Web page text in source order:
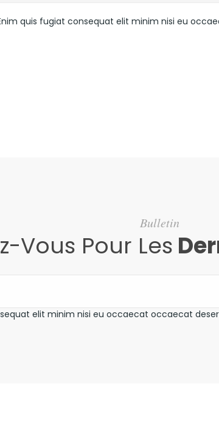
quis fugiat consequat elit minim nisi eu
Bulletin
Vous Pour Les
elit minim nisi eu occaecat occaecat